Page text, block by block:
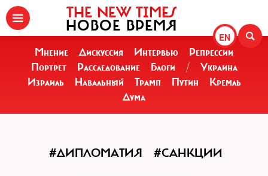
EN
THE NEW TIMES
НОВОЕ ВРЕМЯ
Мнение Дискуссия Интервью
Репрессии
Портрет
Расследование Блоги /
Украина
Израиль
Навальный Трамп Путин
Кремль
Дума
#ДИПЛОМАТИЯ #САНКЦИИ